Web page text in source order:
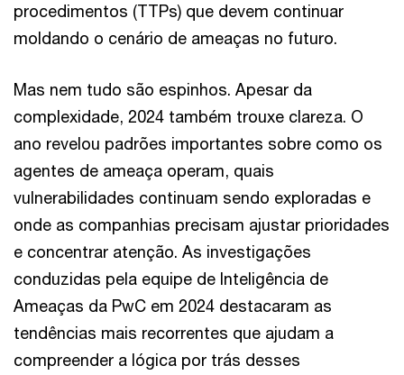
procedimentos (TTPs) que devem continuar
moldando o cenário de ameaças no futuro.
Mas nem tudo são espinhos. Apesar da
complexidade, 2024 também trouxe clareza. O
ano revelou padrões importantes sobre como os
agentes de ameaça operam, quais
vulnerabilidades continuam sendo exploradas e
onde as companhias precisam ajustar prioridades
e concentrar atenção. As investigações
conduzidas pela equipe de Inteligência de
Ameaças da PwC em 2024 destacaram as
tendências mais recorrentes que ajudam a
compreender a lógica por trás desses